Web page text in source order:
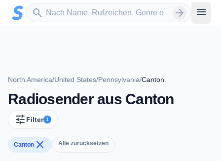
Zum Hauptinhalt springen
search
Sender suchen arrow_forward menu
North America/United States/Pennsylvania/Canton
Radiosender aus Canton
tune Filter 1
Canton close Alle zurücksetzen